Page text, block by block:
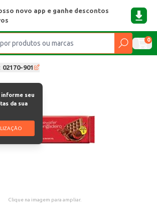
novo app e ganhe descontos
0
02170-901
informe seu
da sua
Clique na imagem para ampliar.